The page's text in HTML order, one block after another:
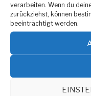
verarbeiten. Wenn du
zurückziehst, können
beeinträchtigt werden.
Hallo, ich bin Leo.
Wie wir Männer
Frauen viele Probleme
Auch mir fiel es immer
dahingehend zu tun.